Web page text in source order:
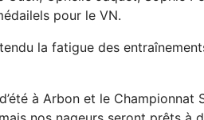
pour le VN.
la fatigue des
à Arbon et le Championnat